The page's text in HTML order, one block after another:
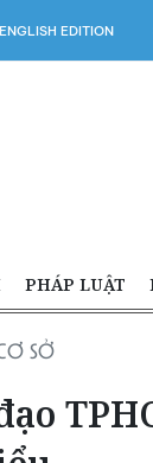
ENGLISH EDITION
PHÁP LUẬT
SỞ